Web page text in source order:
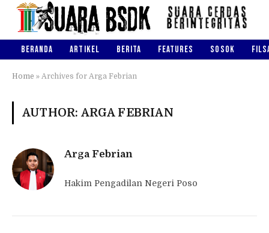
BERANDA ARTIKEL BERITA FEATURES SOSOK
Home » Archives for Arga Febrian
AUTHOR: ARGA FEBRIAN
Arga Febrian
Hakim Pengadilan Negeri Poso